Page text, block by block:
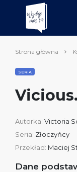
Strona główna
SERIA
Autorka: Victoria
Seria: Złoczyńcy
Przekład: Maciej
Dane